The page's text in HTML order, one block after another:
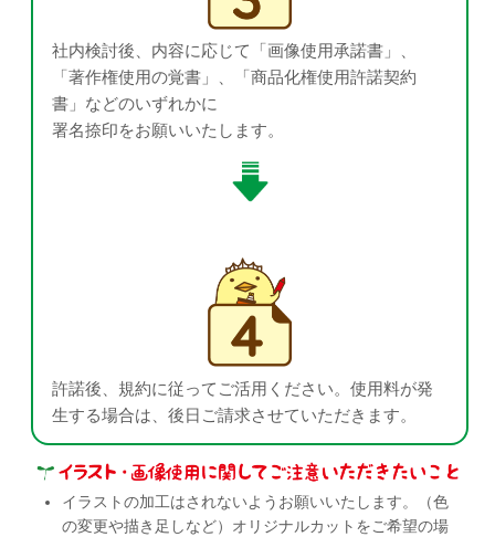
社内検討後、内容に応じて「画像使用承諾書」、
「著作権使用の覚書」、「商品化権使用許諾契約
書」などのいずれかに
署名捺印をお願いいたします。
許諾後、規約に従ってご活用ください。使用料が発
生する場合は、後日ご請求させていただきます。
イラストの加工はされないようお願いいたします。（色
の変更や描き足しなど）オリジナルカットをご希望の場